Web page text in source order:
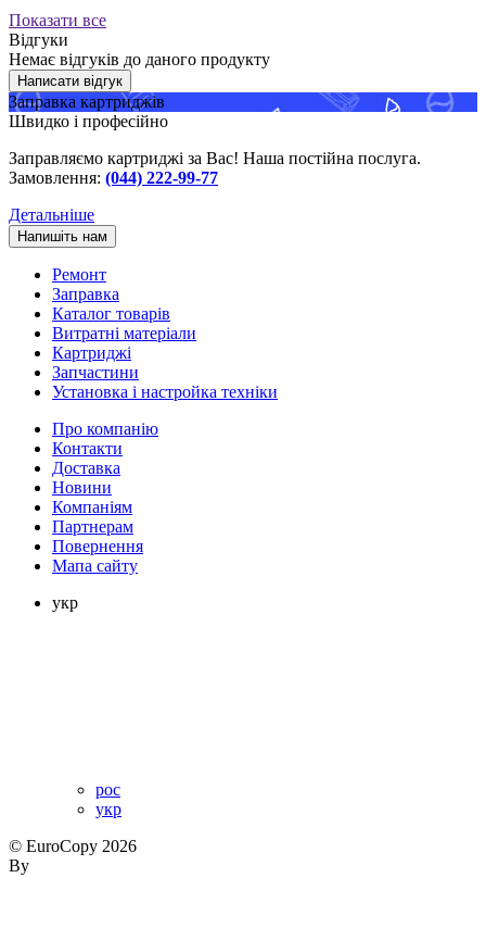
Показати все
Відгуки
Немає відгуків до даного продукту
Написати відгук
Заправка картриджів
Швидко і професійно
Заправляємо картриджі за Вас! Наша постійна послуга.
Замовлення: (044) 222-99-77
Детальніше
Напишіть нам
Ремонт
Заправка
Каталог товарів
Витратні матеріали
Картриджі
Запчастини
Установка і настройка техніки
Про компанію
Контакти
Доставка
Новини
Компаніям
Партнерам
Повернення
Мапа сайту
укр
рос
укр
© EuroCopy 2026
By